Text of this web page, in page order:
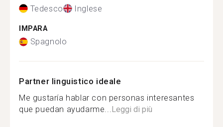
Tedesco Inglese
IMPARA
Spagnolo
Partner linguistico ideale
Me gustaría hablar con personas interesantes
que puedan ayudarme...Leggi di più